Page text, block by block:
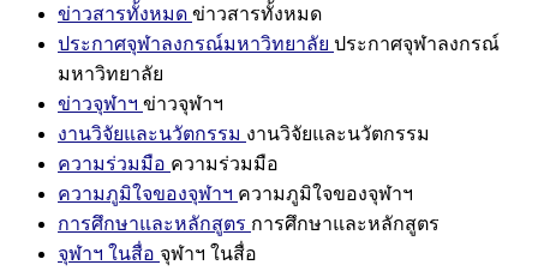
ข่าวสารทั้งหมด ข่าวสารทั้งหมด
ประกาศจุฬาลงกรณ์มหาวิทยาลัย ประกาศจุฬาลงกรณ์
มหาวิทยาลัย
ข่าวจุฬาฯ ข่าวจุฬาฯ
งานวิจัยและนวัตกรรม งานวิจัยและนวัตกรรม
ความร่วมมือ ความร่วมมือ
ความภูมิใจของจุฬาฯ ความภูมิใจของจุฬาฯ
การศึกษาและหลักสูตร การศึกษาและหลักสูตร
จุฬาฯ ในสื่อ จุฬาฯ ในสื่อ